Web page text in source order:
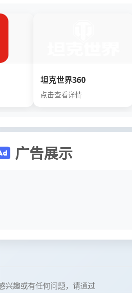
坦克世界360
点击查看详情
广告展示
兴趣或有任何问题，请通过